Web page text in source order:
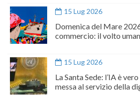
15 Lug 2026
Domenica del Mare
commercio: il volto
15 Lug 2026
La Santa Sede: l’IA è
messa al servizio della